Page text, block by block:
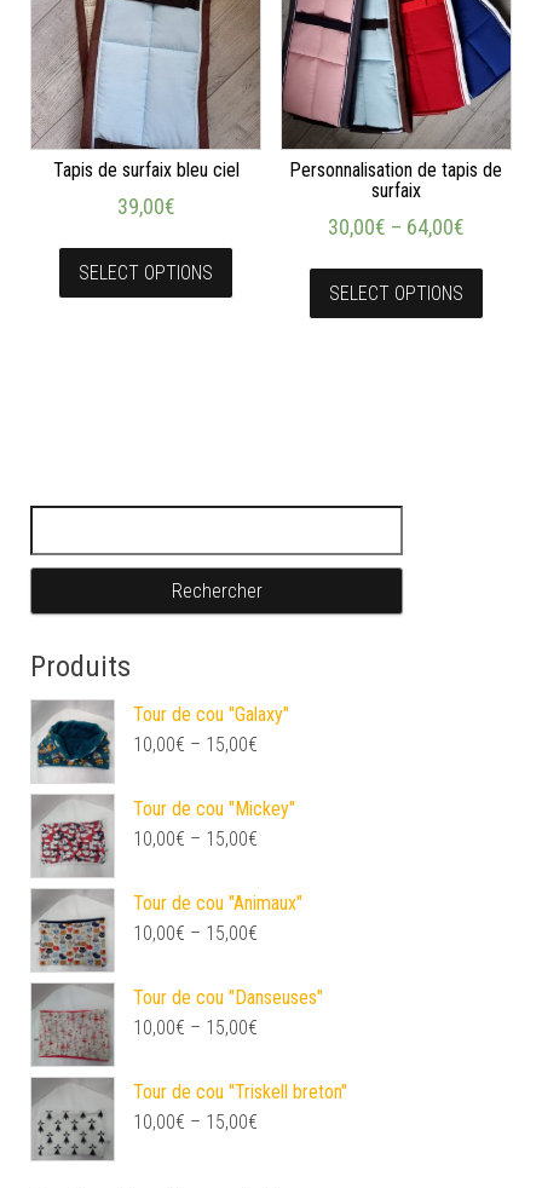
Tapis de surfaix bleu ciel
39,00€
SELECT OPTIONS
Personnalisation de tapis de
surfaix
30,00€ – 64,00€
SELECT OPTIONS
Produits
Tour de cou "Galaxy"
10,00€ – 15,00€
Tour de cou "Mickey"
10,00€ – 15,00€
Tour de cou "Animaux"
10,00€ – 15,00€
Tour de cou "Danseuses"
10,00€ – 15,00€
Tour de cou "Triskell breton"
10,00€ – 15,00€